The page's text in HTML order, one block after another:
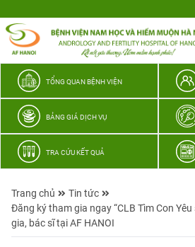
thương
TỔNG QUAN BỆNH VIỆN
BẢNG GIÁ DỊCH VỤ
TRA CỨU KẾT QUẢ
Trang chủ
Tin tức
Đăng ký tham gia ngay “CLB Tìm Con
gia, bác sĩ tại AF HANOI